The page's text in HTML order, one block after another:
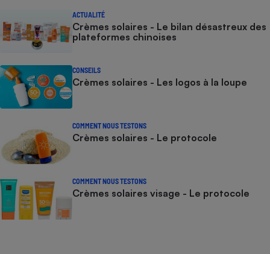
ACTUALITÉ
Crèmes solaires - Le bilan désastreux des
plateformes chinoises
CONSEILS
Crèmes solaires - Les logos à la loupe
COMMENT NOUS TESTONS
Crèmes solaires - Le protocole
COMMENT NOUS TESTONS
Crèmes solaires visage - Le protocole